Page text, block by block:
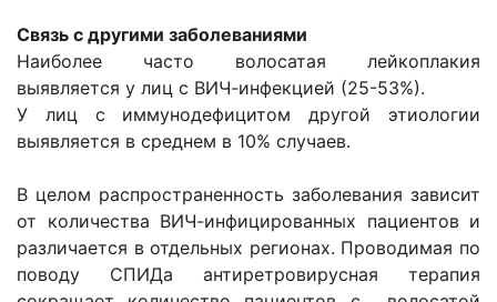
Связь с другими заболеваниями
Наиболее часто волосатая лейкоплакия
выявляется у лиц с ВИЧ-инфекцией (25-53%).
У лиц с иммунодефицитом другой этиологии
выявляется в среднем в 10% случаев.
В целом распространенность заболевания зависит
от количества ВИЧ-инфицированных пациентов и
различается в отдельных регионах. Проводимая по
поводу СПИДа антиретровирусная терапия